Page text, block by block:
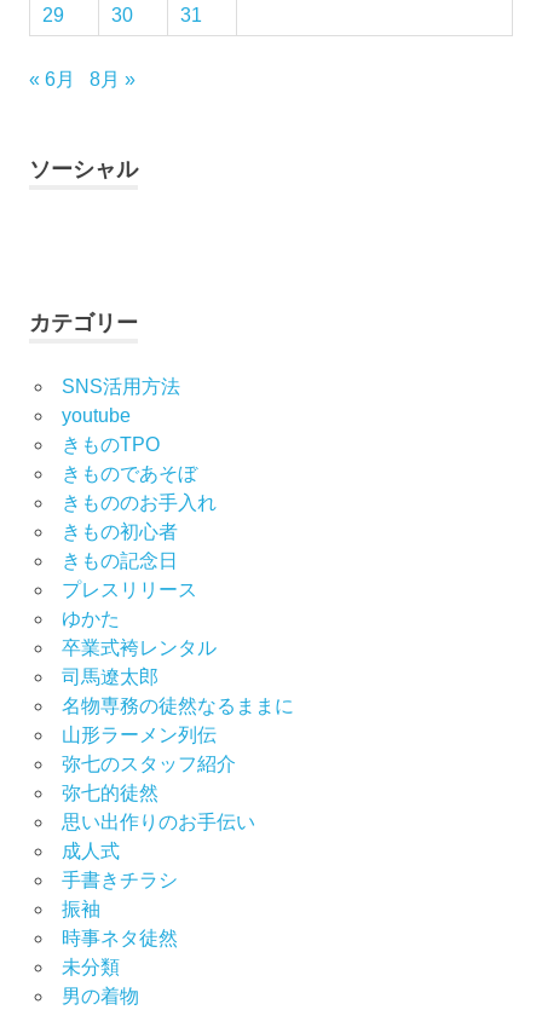
レ
ン
ル
物
ト
の
し
み
抜
き
着
物
初
着
29
30 31
« 6月 8月 »
ソーシャル
カテゴリー
SNS活用方法
youtube
きものTPO
きものであそぼ
きもののお手入れ
きもの初心者
きもの記念日
プレスリリース
ゆかた
卒業式袴レンタル
司馬遼太郎
名物専務の徒然なるままに
山形ラーメン列伝
弥七のスタッフ紹介
弥七的徒然
思い出作りのお手伝い
成人式
手書きチラシ
振袖
時事ネタ徒然
未分類
男の着物